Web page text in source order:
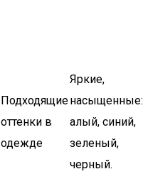
Подходящие
оттенки в
одежде
Яркие,
насыщенные:
алый, синий,
зеленый,
черный.